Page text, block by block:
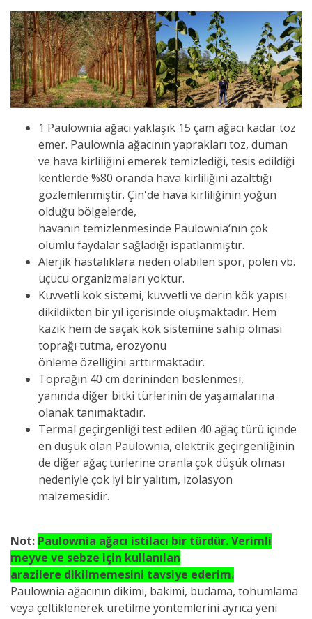
1 Paulownia ağacı yaklaşık 15 çam ağacı kadar toz
emer. Paulownia ağacının yaprakları toz, duman
ve hava kirliliğini emerek temizlediği, tesis edildiği
kentlerde %80 oranda hava kirliliğini azalttığı
gözlemlenmiştir. Çin'de hava kirliliğinin yoğun
olduğu bölgelerde,
havanın temizlenmesinde Paulownia‘nın çok
olumlu faydalar sağladığı ispatlanmıştır.
Alerjik hastalıklara neden olabilen spor, polen vb.
uçucu organizmaları yoktur.
Kuvvetli kök sistemi, kuvvetli ve derin kök yapısı
dikildikten bir yıl içerisinde oluşmaktadır. Hem
kazık hem de saçak kök sistemine sahip olması
toprağı tutma, erozyonu
önleme özelliğini arttırmaktadır.
Toprağın 40 cm derininden beslenmesi,
yanında diğer bitki türlerinin de yaşamalarına
olanak tanımaktadır.
Termal geçirgenliği test edilen 40 ağaç türü içinde
en düşük olan Paulownia, elektrik geçirgenliğinin
de diğer ağaç türlerine oranla çok düşük olması
nedeniyle çok iyi bir yalıtım, izolasyon
malzemesidir.
Not: Paulownia ağacı istilacı bir türdür. Verimli
meyve ve sebze için kullanılan
arazilere dikilmemesini tavsiye ederim.
Paulownia ağacının dikimi, bakimi, budama, tohumlama
veya çeltiklenerek üretilme yöntemlerini ayrıca yeni